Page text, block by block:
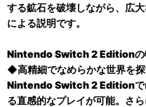
する鉱石を破壊しながら、広
による説明です。
Nintendo Switch 2 Editionの
◆高精細でなめらかな世界を
Nintendo Switch 2 Editionで
る直感的なプレイが可能。さ